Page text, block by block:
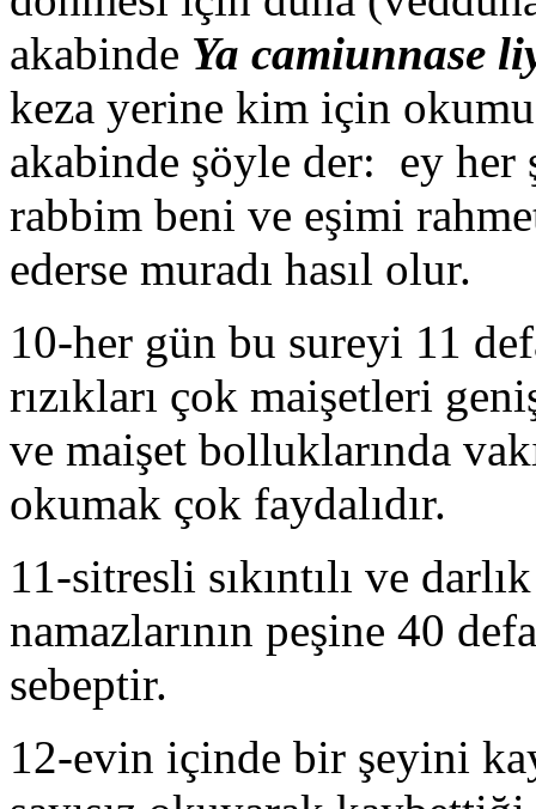
akabinde Ya camiunnase
keza yerine kim için
akabinde şöyle der: ey
rabbim beni ve eşimi
ederse muradı hasıl olur.
10-her gün bu sureyi 11
rızıkları çok maişetleri
ve maişet bolluklarında
okumak çok faydalıdır.
11-sitresli sıkıntılı ve
namazlarının peşine 40
sebeptir.
12-evin içinde bir şeyini